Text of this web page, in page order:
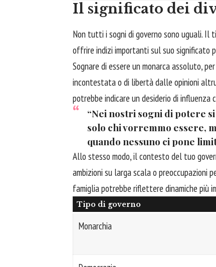
Il significato dei
Non tutti i sogni di governo sono uguali. Il
offrire indizi importanti sul suo significato
Sognare di essere un monarca assoluto,
incontestata o di libertà dalle opinioni
potrebbe indicare un desiderio di influenza
“Nei nostri sogni di potere
solo chi vorremmo essere,
quando nessuno ci pone
Allo stesso modo, il contesto del tuo
ambizioni su larga scala o preoccupazioni
famiglia potrebbe riflettere dinamiche più
Tipo di governo
Monarchia